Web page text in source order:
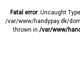
Fatal error: Uncaught
/var/www/handypay.dk/
thrown in /var/www/